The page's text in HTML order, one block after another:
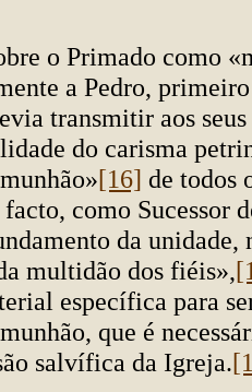
o Primado como
a Pedro,
transmitir aos seus
do carisma
[16] de todos
como Sucessor
da unidade,
multidão dos fiéis»,
específica para
que é
salvífica da Igreja.